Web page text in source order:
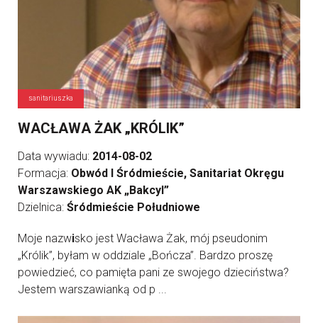
sanitariuszka
WACŁAWA ŻAK „KRÓLIK”
Data wywiadu: 2014-08-02
Formacja: Obwód I Śródmieście, Sanitariat Okręgu
Warszawskiego AK „Bakcyl”
Dzielnica: Śródmieście Południowe
Moje nazwisko jest Wacława Żak, mój pseudonim
„Królik”, byłam w oddziale „Bończa”. Bardzo proszę
powiedzieć, co pamięta pani ze swojego dzieciństwa?
Jestem warszawianką od p ...